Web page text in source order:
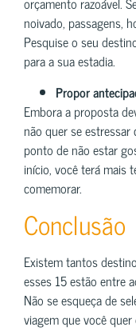
noivado, passagens,
Pesquise o seu
para a sua estadia.
Propor
Embora a proposta
não quer se
ponto de não estar
início, você terá mais
comemorar.
Conclusão
Existem tantos
esses 15 estão entre
Não se esqueça de
viagem que você